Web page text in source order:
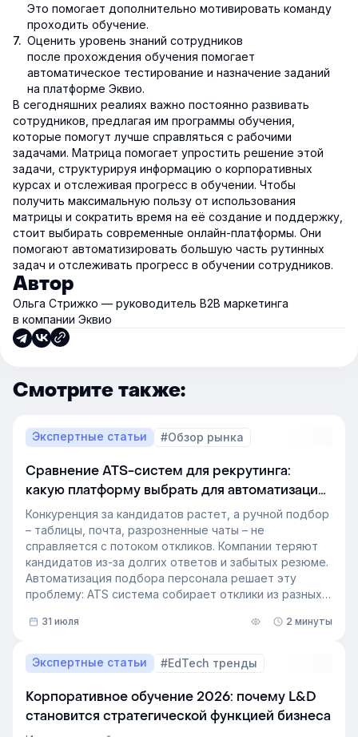
Это помогает дополнительно мотивировать команду
проходить обучение.
Оценить уровень знаний сотрудников
после прохождения обучения помогает
автоматическое тестирование и назначение заданий
на платформе Эквио.
В сегодняшних реалиях важно постоянно развивать
сотрудников, предлагая им программы обучения,
которые помогут лучше справляться с рабочими
задачами. Матрица помогает упростить решение этой
задачи, структурируя информацию о корпоративных
курсах и отслеживая прогресс в обучении. Чтобы
получить максимальную пользу от использования
матрицы и сократить время на её создание и поддержку,
стоит выбирать современные онлайн-платформы. Они
помогают автоматизировать большую часть рутинных
задач и отслеживать прогресс в обучении сотрудников.
Автор
Ольга Стрижко — руководитель В2В маркетинга
в компании Эквио
Смотрите также:
Экспертные статьи #Обзор рынка
Сравнение ATS-систем для рекрутинга:
какую платформу выбрать для автоматизации
подбора персонала
Конкуренция за кандидатов растет, а ручной подбор
– таблицы, почта, разрозненные чаты – не
справляется с потоком откликов. Компании теряют
кандидатов из-за долгих ответов и забытых резюме.
Автоматизация подбора персонала решает эту
проблему: ATS система собирает отклики из разных
снимает с рекрутера рутину. Сегодня программа для
и системного закрытия вакансий.
31 июля 2 минуты
Экспертные статьи #EdTech тренды
Корпоративное обучение 2026: почему L&D
становится стратегической функцией бизнеса